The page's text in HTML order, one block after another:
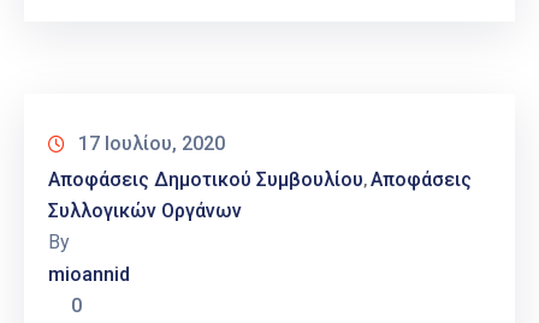
17 Ιουλίου, 2020
Αποφάσεις Δημοτικού Συμβουλίου‚Αποφάσεις
Συλλογικών Οργάνων
By
mioannid
0